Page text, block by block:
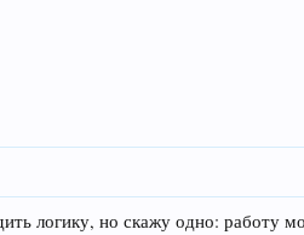
логику, но скажу одно: работу